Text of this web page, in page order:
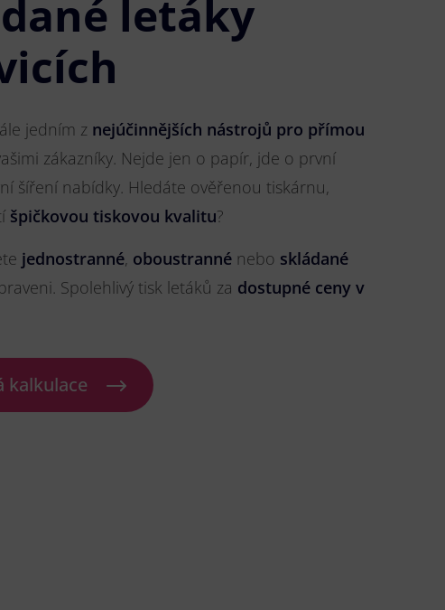
letáky
jedním z nejúčinnějších nástrojů pro přímou
zákazníky. Nejde jen o papír, jde o první
šíření nabídky. Hledáte ověřenou tiskárnu,
špičkovou tiskovou kvalitu?
jednostranné, oboustranné nebo skládané
Spolehlivý tisk letáků za dostupné ceny v
kalkulace